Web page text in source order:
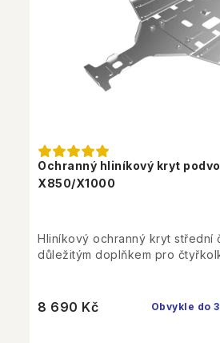
Ochranný hliníkový kryt
X850/X1000
Obvykle do
8 690 Kč
Hliníkový ochranný kryt střední
důležitým doplňkem pro